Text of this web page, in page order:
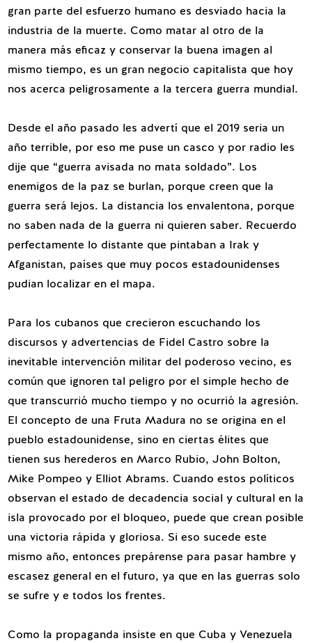
gran parte del esfuerzo humano es desviado hacia la
industria de la muerte. Como matar al otro de la
manera más eficaz y conservar la buena imagen al
mismo tiempo, es un gran negocio capitalista que hoy
nos acerca peligrosamente a la tercera guerra mundial.
Desde el año pasado les advertí que el 2019 seria un
año terrible, por eso me puse un casco y por radio les
dije que “guerra avisada no mata soldado”. Los
enemigos de la paz se burlan, porque creen que la
guerra será lejos. La distancia los envalentona, porque
no saben nada de la guerra ni quieren saber. Recuerdo
perfectamente lo distante que pintaban a Irak y
Afganistan, países que muy pocos estadounidenses
pudian localizar en el mapa.
Para los cubanos que crecieron escuchando los
discursos y advertencias de Fidel Castro sobre la
inevitable intervención militar del poderoso vecino, es
común que ignoren tal peligro por el simple hecho de
que transcurrió mucho tiempo y no ocurrió la agresión.
El concepto de una Fruta Madura no se origina en el
pueblo estadounidense, sino en ciertas élites que
tienen sus herederos en Marco Rubio, John Bolton,
Mike Pompeo y Elliot Abrams. Cuando estos políticos
observan el estado de decadencia social y cultural en la
isla provocado por el bloqueo, puede que crean posible
una victoria rápida y gloriosa. Si eso sucede este
mismo año, entonces prepárense para pasar hambre y
escasez general en el futuro, ya que en las guerras solo
se sufre y e todos los frentes.
Como la propaganda insiste en que Cuba y Venezuela